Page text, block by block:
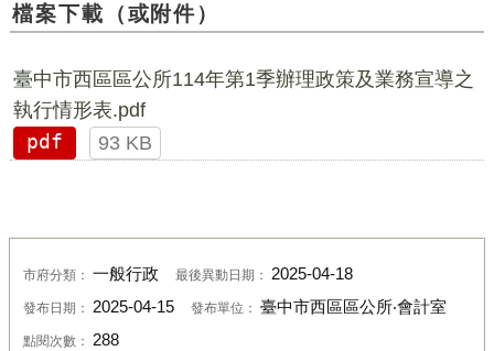
檔案下載（或附件）
臺中市西區區公所114年第1季辦理政策及業務宣導之
執行情形表.pdf
pdf
93 KB
市府分類： 一般行政 最後異動日期： 2025-04-18
發布日期： 2025-04-15 發布單位： 臺中市西區區公所‧會計室
點閱次數： 288